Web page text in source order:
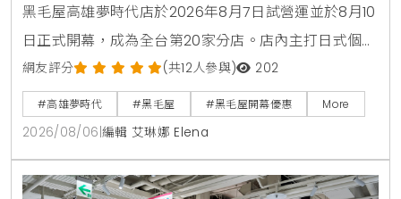
黑毛屋高雄夢時代店於2026年8月7日試營運並於8月10
日正式開幕，成為全台第20家分店。店內主打日式個人
鍋物套餐380元起，並推出夏季限定番茄鍋。歡慶新店
開張，黑毛屋聯名On the Road推出青森蘋果義式手工
冰淇淋，開幕期間更祭出追蹤官方社群免費送伊比利豬
與消費滿額送冰淇淋等多重優惠。
網友評分 (共12人參與) 202
#高雄夢時代 #黑毛屋 #黑毛屋開幕優惠 More
2026/08/06 編輯 艾琳娜 Elena